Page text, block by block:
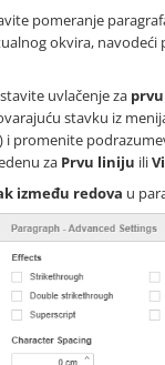
pomeranje
okvira,
uvlačenje za
stavku iz
) i promenite
za Prvu liniju ili
između redova u